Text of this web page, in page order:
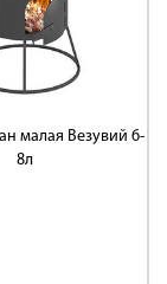
малая Везувий 6-
8л